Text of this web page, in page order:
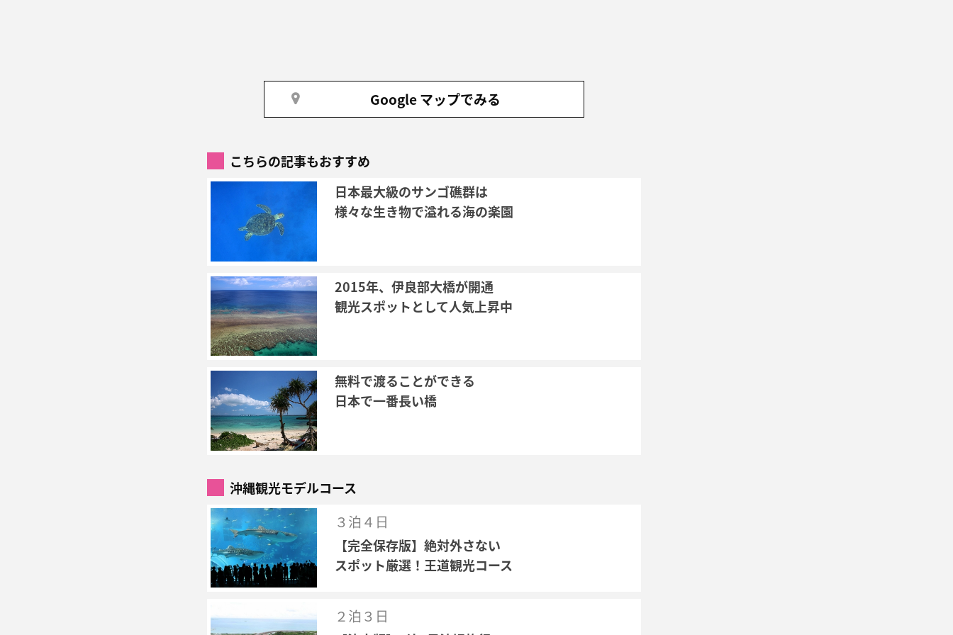
Google マップでみる
こちらの記事もおすすめ
日本最大級のサンゴ礁群は
様々な生き物で溢れる海の楽園
2015年、伊良部大橋が開通
観光スポットとして人気上昇中
無料で渡ることができる
日本で一番長い橋
沖縄観光モデルコース
３泊４日
【完全保存版】絶対外さない
スポット厳選！王道観光コース
２泊３日